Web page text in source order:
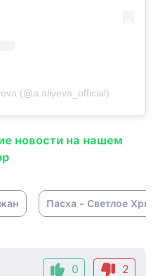
(@a.aliyeva_official)
новости на нашем
Пасха - Светлое
0 2